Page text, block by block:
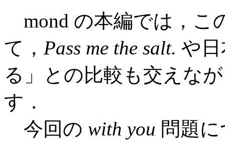
mond の本編では，こ
て， Pass me the salt. や
る」との比較も交えな
す．
今回の with you 問題